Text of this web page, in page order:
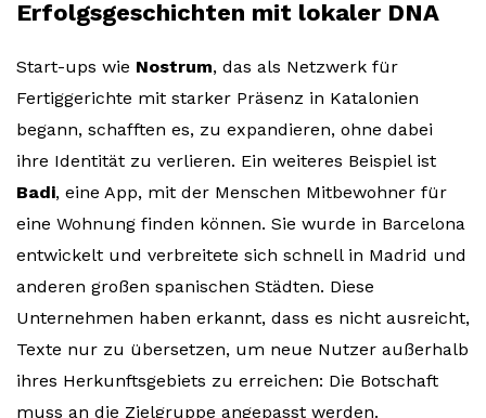
Erfolgsgeschichten mit lokaler DNA
Start-ups wie Nostrum, das als Netzwerk für
Fertiggerichte mit starker Präsenz in Katalonien
begann, schafften es, zu expandieren, ohne dabei
ihre Identität zu verlieren. Ein weiteres Beispiel ist
Badi, eine App, mit der Menschen Mitbewohner für
eine Wohnung finden können. Sie wurde in Barcelona
entwickelt und verbreitete sich schnell in Madrid und
anderen großen spanischen Städten. Diese
Unternehmen haben erkannt, dass es nicht ausreicht,
Texte nur zu übersetzen, um neue Nutzer außerhalb
ihres Herkunftsgebiets zu erreichen: Die Botschaft
muss an die Zielgruppe angepasst werden.